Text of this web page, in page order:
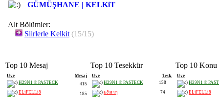
GÜMÜŞHANE | KELKiT
Alt Bölümler:
Siirlerle Kelkit (15/15)
Top 10 Mesaj Top 10 Tesekkür Top 10 Konu
Üye
Mesaj
H29N1 © PASTECK
415
ELiFELLi8
185
Üye
Tesk.
H29N1 © PASTECK
158
a ∂ м ι η
74
Üye
H29N1 ©
ELiFELLi8